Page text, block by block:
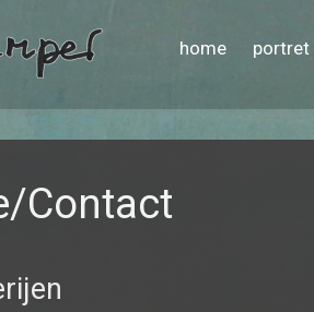
home portret
Contact